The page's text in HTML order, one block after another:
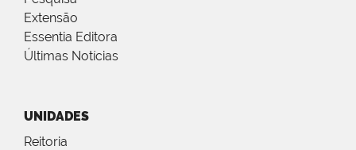
Extensão
Essentia Editora
Últimas Notícias
UNIDADES
Reitoria